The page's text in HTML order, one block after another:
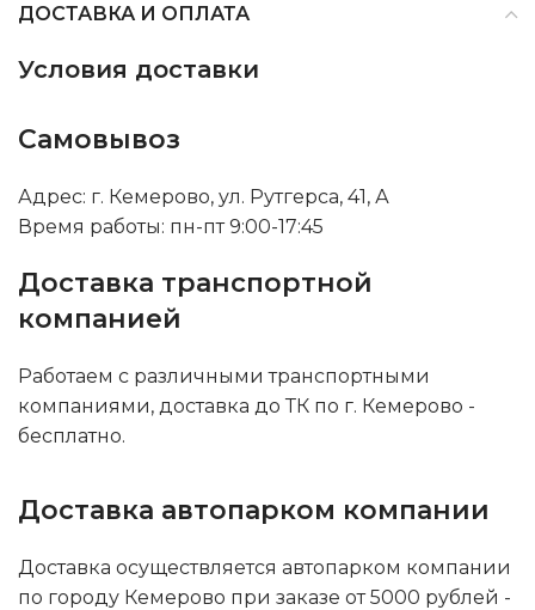
ДОСТАВКА И ОПЛАТА
Условия доставки
Самовывоз
Адрес: г. Кемерово, ул. Рутгерса, 41, А
Время работы: пн-пт 9:00-17:45
Доставка транспортной
компанией
Работаем с различными транспортными
компаниями, доставка до ТК по г. Кемерово -
бесплатно.
Доставка автопарком компании
Доставка осуществляется автопарком компании
по городу Кемерово при заказе от 5000 рублей -